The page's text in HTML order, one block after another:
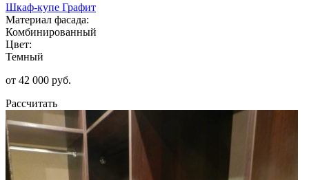
Шкаф-купе Графит
Материал фасада:
Комбинированный
Цвет:
Темный
от 42 000 руб.
Рассчитать